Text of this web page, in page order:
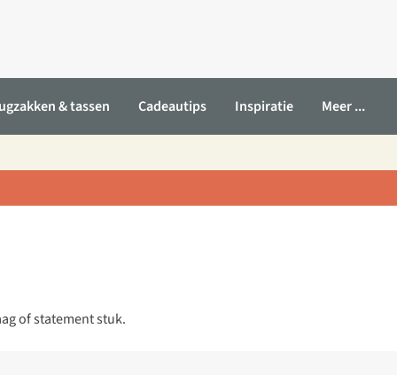
& tassen Cadeautips Inspiratie Meer ...
of statement stuk.